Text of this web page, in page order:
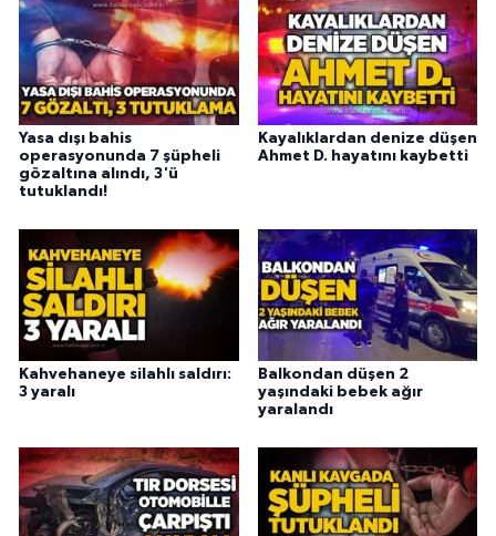
Yasa dışı bahis
operasyonunda 7 şüpheli
gözaltına alındı, 3'ü
tutuklandı!
Kayalıklardan denize düşen
Ahmet D. hayatını kaybetti
Kahvehaneye silahlı saldırı:
3 yaralı
Balkondan düşen 2
yaşındaki bebek ağır
yaralandı